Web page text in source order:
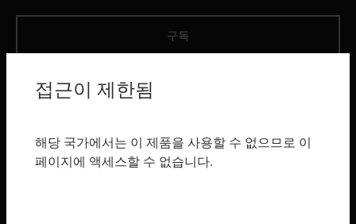
구독
제품
toggle view
서비스
접근이 제한됨
해당 국가에서는 이 제품을 사용할 수 없으므로 이
페이지에 액세스할 수 없습니다.